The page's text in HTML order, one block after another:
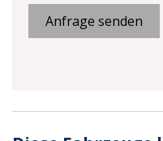
Anfrage senden